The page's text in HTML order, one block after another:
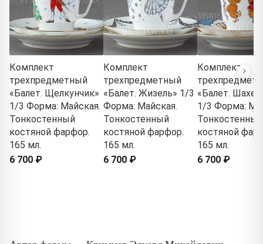
Комплект
трехпредметный
«Балет. Щелкунчик»
1/3 Форма: Майская.
Тонкостенный
костяной фарфор.
165 мл.
6 700 ₽
Комплект
трехпредметный
«Балет. Жизель» 1/3
Форма: Майская.
Тонкостенный
костяной фарфор.
165 мл.
6 700 ₽
Комплект
«Балет.
1/3 Форма:
Тонкостенный
костяной
165 мл.
6 700 ₽